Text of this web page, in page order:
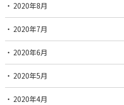
2020年8月
2020年7月
2020年6月
2020年5月
2020年4月